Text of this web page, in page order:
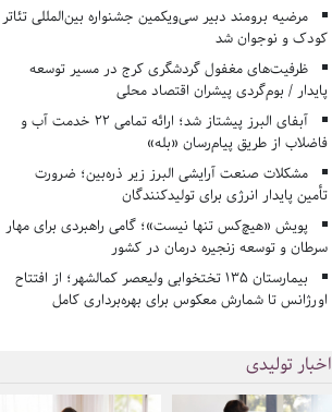
مرضیه برومند دبیر سی‌ویکمین جشنواره بین‌المللی تئاتر
کودک و نوجوان شد
ظرفیت‌های مغفول گردشگری کرج در مسیر توسعه
پایدار / بوم‌گردی پیشران اقتصاد محلی
آبفای البرز پیشتاز شد؛ ارائه تمامی ۲۲ خدمت آب و
فاضلاب از طریق پیام‌رسان «بله»
مشکلات صنعت آرایشی البرز زیر ذره‌بین؛ ضرورت
تأمین پایدار انرژی برای تولیدکنندگان
پویش «هیچ‌کس تنها نیست»؛ گامی راهبردی برای مهار
سرطان و توسعه زنجیره درمان در کشور
بیمارستان ۱۳۵ تختخوابی ولیعصر کمالشهر؛ از افتتاح
اورژانس تا شمارش معکوس برای بهره‌برداری کامل
اخبار تولیدی